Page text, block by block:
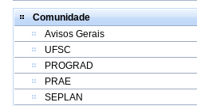
Comunidade
Avisos Gerais
UFSC
PROGRAD
PRAE
SEPLAN